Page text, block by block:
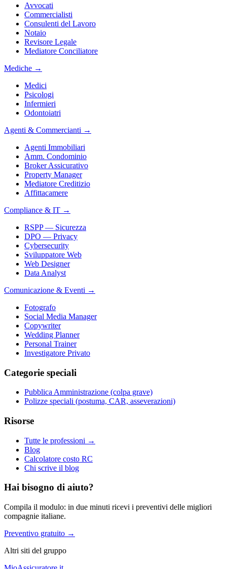
Avvocati
Commercialisti
Consulenti del Lavoro
Notaio
Revisore Legale
Mediatore Conciliatore
Mediche →
Medici
Psicologi
Infermieri
Odontoiatri
Agenti & Commercianti →
Agenti Immobiliari
Amm. Condominio
Broker Assicurativo
Property Manager
Mediatore Creditizio
Affittacamere
Compliance & IT →
RSPP — Sicurezza
DPO — Privacy
Cybersecurity
Sviluppatore Web
Web Designer
Data Analyst
Comunicazione & Eventi →
Fotografo
Social Media Manager
Copywriter
Wedding Planner
Personal Trainer
Investigatore Privato
Categorie speciali
Pubblica Amministrazione (colpa grave)
Polizze speciali (postuma, CAR, asseverazioni)
Risorse
Tutte le professioni →
Blog
Calcolatore costo RC
Chi scrive il blog
Hai bisogno di aiuto?
Compila il modulo: in due minuti ricevi i preventivi delle migliori
compagnie italiane.
Preventivo gratuito →
Altri siti del gruppo